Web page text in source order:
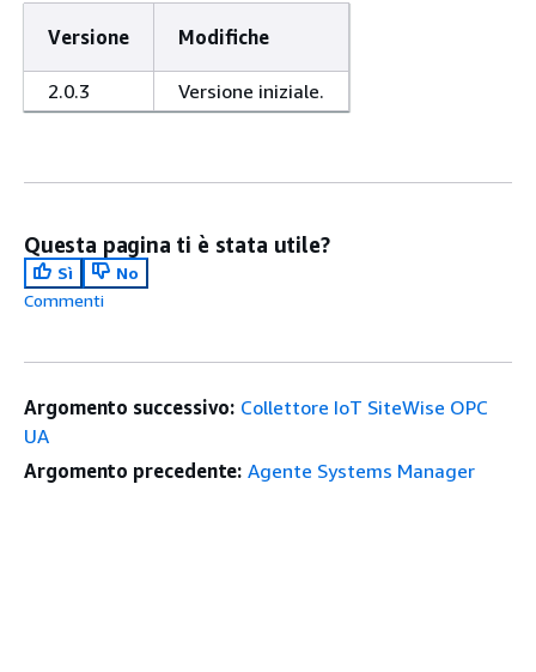
Versione Modifiche
2.0.3 Versione iniziale.
Questa pagina ti è stata utile?
Sì
No
Commenti
Argomento successivo: Collettore IoT SiteWise OPC
UA
Argomento precedente: Agente Systems Manager